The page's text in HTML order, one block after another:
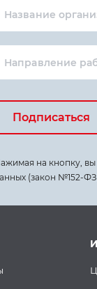
Название
Направление
Подписаться
на кнопку, вы
(закон №152-